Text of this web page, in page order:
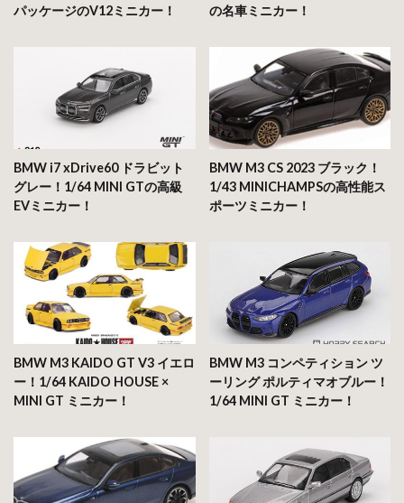
パッケージのV12ミニカー！
の名車ミニカー！
BMW i7 xDrive60 ドラビット
グレー！1/64 MINI GTの高級
EVミニカー！
BMW M3 CS 2023 ブラック！
1/43 MINICHAMPSの高性能ス
ポーツミニカー！
BMW M3 KAIDO GT V3 イエロ
ー！1/64 KAIDO HOUSE ×
MINI GT ミニカー！
BMW M3 コンペティション ツ
ーリング ポルティマオブルー！
1/64 MINI GT ミニカー！